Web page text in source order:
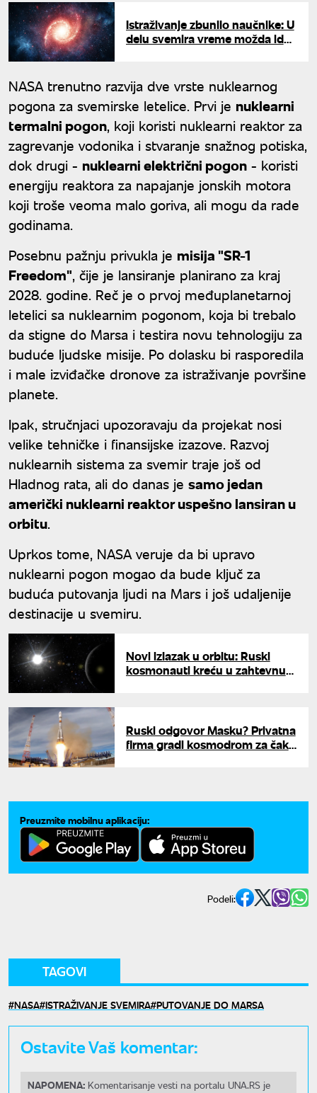
Istraživanje zbunilo naučnike: U
delu svemira vreme možda ide
NASA trenutno razvija dve vrste nuklearnog
pogona za svemirske letelice. Prvi je nuklearni
termalni pogon, koji koristi nuklearni reaktor za
zagrevanje vodonika i stvaranje snažnog potiska,
dok drugi - nuklearni električni pogon - koristi
energiju reaktora za napajanje jonskih motora
koji troše veoma malo goriva, ali mogu da rade
godinama.
Posebnu pažnju privukla je misija "SR-1
Freedom", čije je lansiranje planirano za kraj
2028. godine. Reč je o prvoj međuplanetarnoj
letelici sa nuklearnim pogonom, koja bi trebalo
da stigne do Marsa i testira novu tehnologiju za
buduće ljudske misije. Po dolasku bi rasporedila
i male izviđačke dronove za istraživanje površine
planete.
Ipak, stručnjaci upozoravaju da projekat nosi
velike tehničke i finansijske izazove. Razvoj
nuklearnih sistema za svemir traje još od
Hladnog rata, ali do danas je samo jedan
američki nuklearni reaktor uspešno lansiran u
orbitu.
Uprkos tome, NASA veruje da bi upravo
nuklearni pogon mogao da bude ključ za
buduća putovanja ljudi na Mars i još udaljenije
destinacije u svemiru.
Novi izlazak u orbitu: Ruski
kosmonauti kreću u zahtevnu
Ruski odgovor Masku? Privatna
firma gradi kosmodrom za čak
Preuzmite mobilnu aplikaciju:
Podeli:
TAGOVI
NASA ISTRAŽIVANJE SVEMIRA PUTOVANJE DO MARSA
Ostavite Vaš komentar:
NAPOMENA: Komentarisanje vesti na portalu UNA.RS je